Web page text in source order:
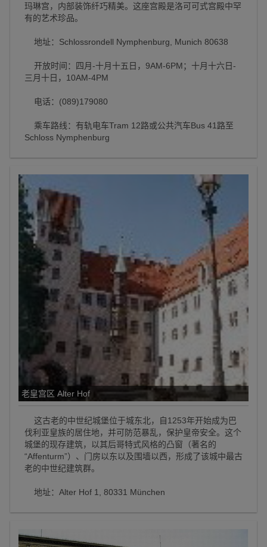
玛琳宫，内部装饰纤巧精美。这座宫殿是洛可可式宫殿中罕
有的艺术珍品。
地址：Schlossrondell Nymphenburg, Munich 80638
开放时间：四月-十月十五日，9AM-6PM；十月十六日-
三月十日，10AM-4PM
电话：(089)179080
乘车路线：有轨电车Tram 12路或公共汽车Bus 41路至
Schloss Nymphenburg
老皇宫区 Alter Hof
这古老的中世纪城堡位于城东北，自1253年开始成为巴
伐利亚皇族的居住地，并可防范暴乱，保护皇帝安全。这个
城堡的现存建筑，以其后哥特式风格的凸窗（著名的
“Affenturm”）、门房以东以及围墙以西，形成了该城中最古
老的中世纪建筑群。
地址：Alter Hof 1, 80331 München